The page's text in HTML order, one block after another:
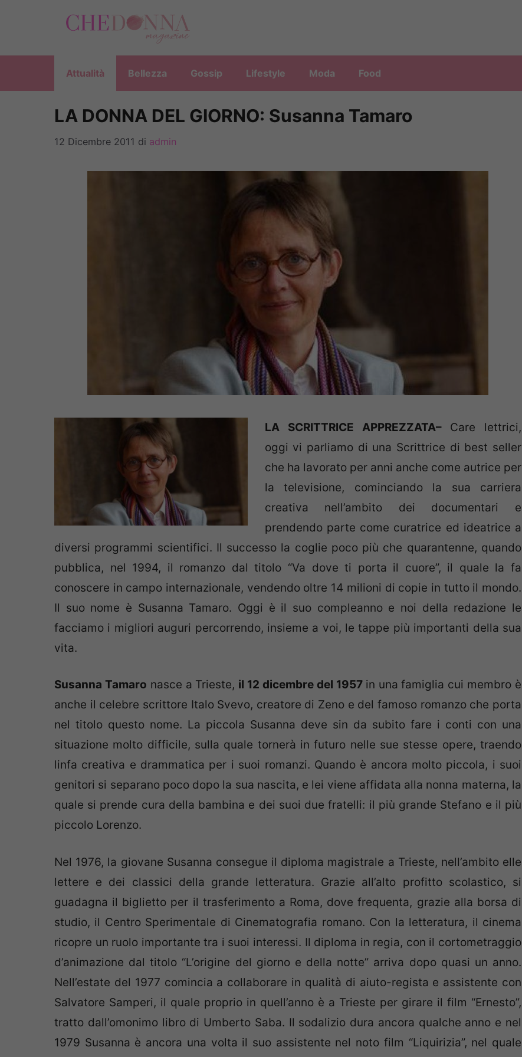
Attualità Bellezza Gossip Lifestyle Moda Food
LA DONNA DEL GIORNO: Susanna Tamaro
12 Dicembre 2011 di admin
LA SCRITTRICE APPREZZATA– Care lettrici,
oggi vi parliamo di una Scrittrice di best seller
che ha lavorato per anni anche come autrice per
la televisione, cominciando la sua carriera
creativa nell’ambito dei documentari e
prendendo parte come curatrice ed ideatrice a
diversi programmi scientifici. Il successo la coglie poco più che quarantenne, quando
pubblica, nel 1994, il romanzo dal titolo “Va dove ti porta il cuore”, il quale la fa
conoscere in campo internazionale, vendendo oltre 14 milioni di copie in tutto il mondo.
Il suo nome è Susanna Tamaro. Oggi è il suo compleanno e noi della redazione le
facciamo i migliori auguri percorrendo, insieme a voi, le tappe più importanti della sua
vita.
Susanna Tamaro nasce a Trieste, il 12 dicembre del 1957 in una famiglia cui membro è
anche il celebre scrittore Italo Svevo, creatore di Zeno e del famoso romanzo che porta
nel titolo questo nome. La piccola Susanna deve sin da subito fare i conti con una
situazione molto difficile, sulla quale tornerà in futuro nelle sue stesse opere, traendo
linfa creativa e drammatica per i suoi romanzi. Quando è ancora molto piccola, i suoi
genitori si separano poco dopo la sua nascita, e lei viene affidata alla nonna materna, la
quale si prende cura della bambina e dei suoi due fratelli: il più grande Stefano e il più
piccolo Lorenzo.
Nel 1976, la giovane Susanna consegue il diploma magistrale a Trieste, nell’ambito elle
lettere e dei classici della grande letteratura. Grazie all’alto profitto scolastico, si
guadagna il biglietto per il trasferimento a Roma, dove frequenta, grazie alla borsa di
studio, il Centro Sperimentale di Cinematografia romano. Con la letteratura, il cinema
ricopre un ruolo importante tra i suoi interessi. Il diploma in regia, con il cortometraggio
d’animazione dal titolo “L’origine del giorno e della notte” arriva dopo quasi un anno.
Nell’estate del 1977 comincia a collaborare in qualità di aiuto-regista e assistente con
Salvatore Samperi, il quale proprio in quell’anno è a Trieste per girare il film “Ernesto”,
tratto dall’omonimo libro di Umberto Saba. Il sodalizio dura ancora qualche anno e nel
1979 Susanna è ancora una volta il suo assistente nel noto film “Liquirizia”, nel quale